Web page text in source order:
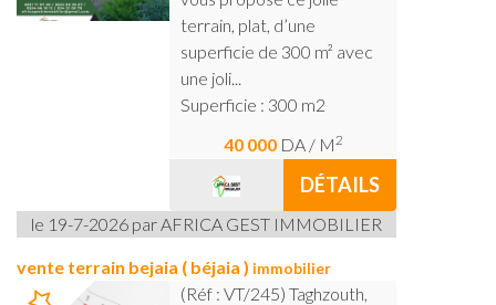
terrain, plat, d’une
superficie de 300 m² avec
une joli...
Superficie : 300 m2
40 000 DA/ M2
DÉTAILS
le 19-7-2026 par AFRICA GEST IMMOBILIER
vente terrain bejaia ( béjaia ) immobilier
(Réf : VT/245) Taghzouth,